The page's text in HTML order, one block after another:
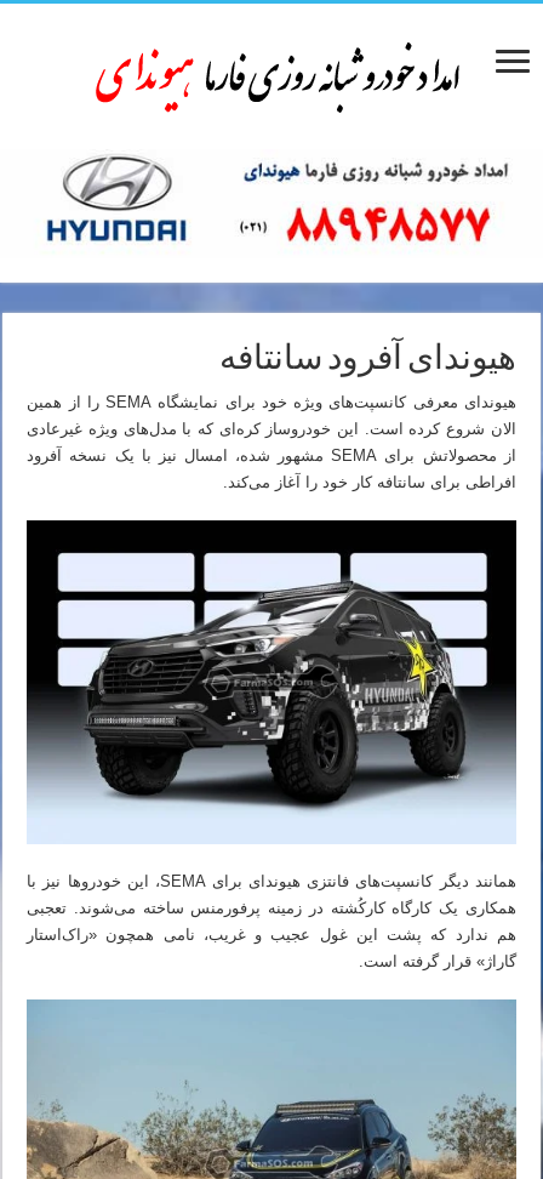
هیوندای آفرود سانتافه
هیوندای معرفی کانسپت‌های ویژه خود برای نمایشگاه SEMA را از همین
الان شروع کرده است. این خودروساز کره‌ای که با مدل‌های ویژه غیرعادی
از محصولاتش برای SEMA مشهور شده، امسال نیز با یک نسخه آفرود
افراطی برای سانتافه کار خود را آغاز می‌کند.
همانند دیگر کانسپت‌های فانتزی هیوندای برای SEMA، این خودروها نیز با
همکاری یک کارگاه کارکُشته در زمینه پرفورمنس ساخته می‌شوند. تعجبی
هم ندارد که پشت این غول عجیب و غریب، نامی همچون «راک‌استار
گاراژ» قرار گرفته است.